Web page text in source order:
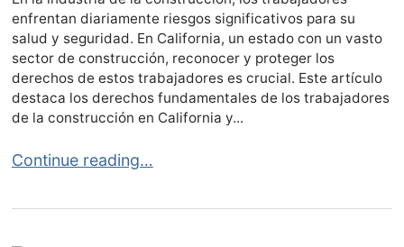
enfrentan diariamente riesgos significativos para su
salud y seguridad. En California, un estado con un vasto
sector de construcción, reconocer y proteger los
derechos de estos trabajadores es crucial. Este artículo
destaca los derechos fundamentales de los trabajadores
de la construcción en California y...
Derechos de los Trabajadores de la Construcción
Continue reading…